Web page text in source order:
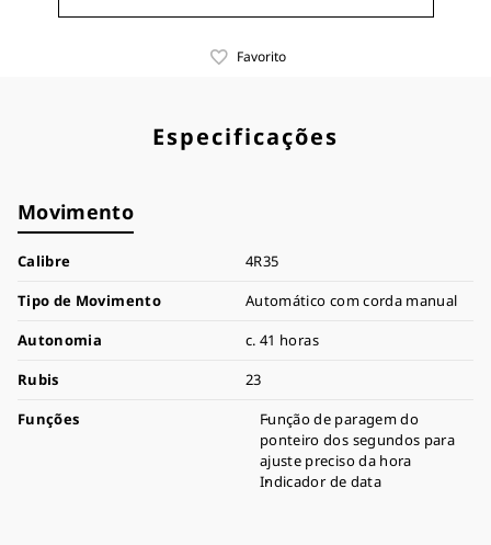
Favorito
Especificações
Movimento
Calibre
4R35
Tipo de Movimento
Automático com corda manual
Autonomia
c. 41 horas
Rubis
23
Funções
Função de paragem do
ponteiro dos segundos para
ajuste preciso da hora
Indicador de data